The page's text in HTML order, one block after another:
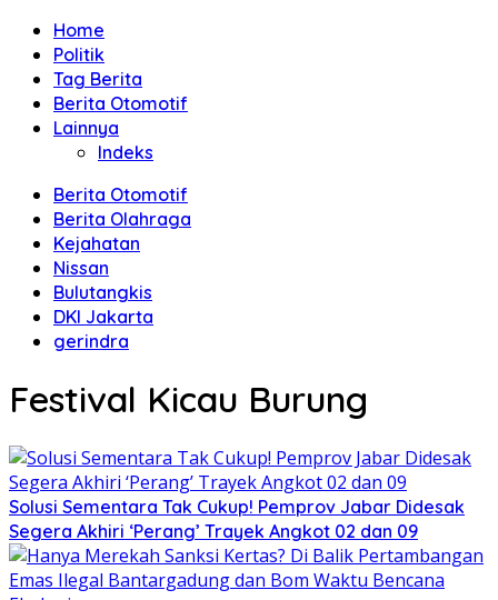
Home
Politik
Tag Berita
Berita Otomotif
Lainnya
Indeks
Berita Otomotif
Berita Olahraga
Kejahatan
Nissan
Bulutangkis
DKI Jakarta
gerindra
Festival Kicau Burung
Solusi Sementara Tak Cukup! Pemprov Jabar Didesak
Segera Akhiri ‘Perang’ Trayek Angkot 02 dan 09